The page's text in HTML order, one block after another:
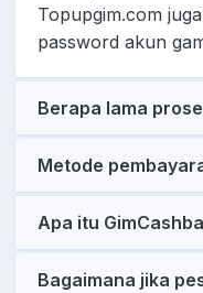
Topupgim.com
password akun
Berapa lama
Metode
Apa itu
Bagaimana jika